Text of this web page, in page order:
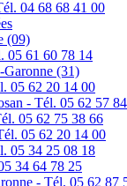
04 68 68 41 00
(09)
05 61 60 78 14
Garonne (31)
05 62 20 14 00
- Tél. 05 62 57
05 62 75 38 66
05 62 20 14 00
05 34 25 08 18
34 64 78 25
- Tél. 05 62 87